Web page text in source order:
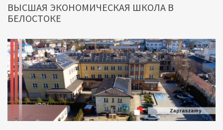
ВЫСШАЯ ЭКОНОМИЧЕСКАЯ ШКОЛА В
БЕЛОСТОКЕ